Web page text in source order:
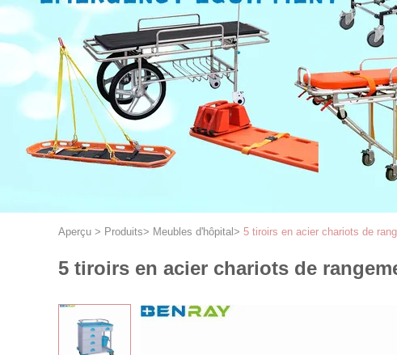
Aperçu > Produits> Meubles d'hôpital > 5 tiroirs en acier chariots de
5 tiroirs en acier chariots de